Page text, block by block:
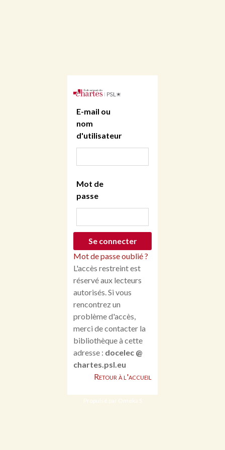
E-mail ou
nom
d'utilisateur
Mot de
passe
Mot de passe oublié ?
L'accès restreint est
réservé aux lecteurs
autorisés. Si vous
rencontrez un
problème d'accès,
merci de contacter la
bibliothèque à cette
adresse : docelec @
chartes.psl.eu
Retour à l'accueil
Propulsé par Omeka S